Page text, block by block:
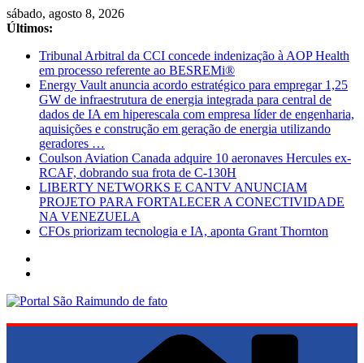
Pular
para
conteúdo
sábado, agosto 8, 2026
Últimos:
Tribunal Arbitral da CCI concede indenização à AOP Health
em processo referente ao BESREMi®
Energy Vault anuncia acordo estratégico para empregar 1,25
GW de infraestrutura de energia integrada para central de
dados de IA em hiperescala com empresa líder de engenharia,
aquisições e construção em geração de energia utilizando
geradores …
Coulson Aviation Canada adquire 10 aeronaves Hercules ex-
RCAF, dobrando sua frota de C-130H
LIBERTY NETWORKS E CANTV ANUNCIAM
PROJETO PARA FORTALECER A CONECTIVIDADE
NA VENEZUELA
CFOs priorizam tecnologia e IA, aponta Grant Thornton